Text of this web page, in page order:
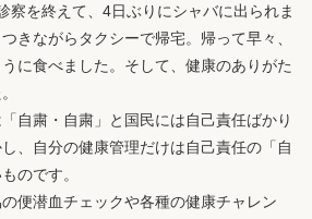
察を終えて、4日ぶりにシャバに出られま
きながらタクシーで帰宅。帰って早々、
に食べました。そして、健康のありがた
自粛・自粛」と国民には自己責任ばかり
、自分の健康管理だけは自己責任の「自
のです。
便潜血チェックや各種の健康チャレン